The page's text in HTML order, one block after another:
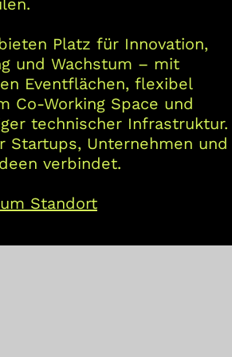
Platz für Innovation,
und Wachstum – mit
Eventflächen, flexibel
Co-Working Space und
technischer Infrastruktur.
Startups, Unternehmen und
verbindet.
Standort